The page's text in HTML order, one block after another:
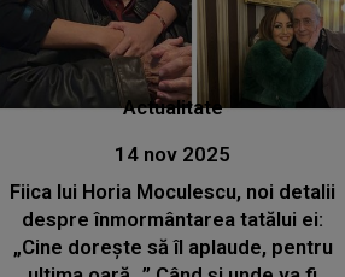
Actualitate
14 nov 2025
Fiica lui Horia Moculescu, noi detalii
despre înmormântarea tatălui ei:
„Cine dorește să îl aplaude, pentru